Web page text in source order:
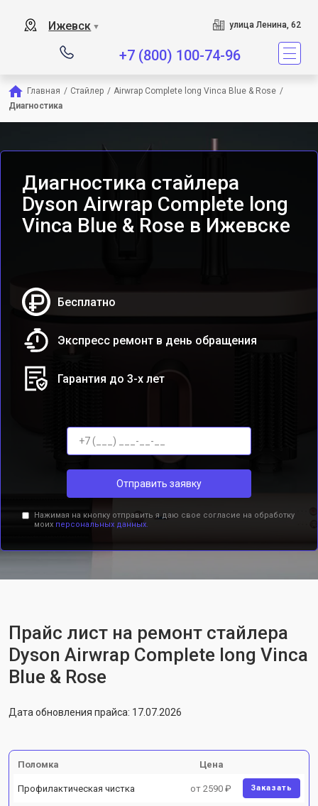
Ижевск ▼ улица Ленина, 62
+7 (800) 100-74-96
Главная / Стайлер / Airwrap Complete long Vinca Blue & Rose /
Диагностика
Диагностика стайлера
Dyson Airwrap Complete long
Vinca Blue & Rose в Ижевске
Бесплатно
Экспресс ремонт в день обращения
Гарантия до 3-х лет
Отправить заявку
Нажимая на кнопку отправить я даю свое согласие на обработку
моих персональных данных.
Прайс лист на ремонт стайлера
Dyson Airwrap Complete long Vinca
Blue & Rose
Дата обновления прайса: 17.07.2026
Поломка Цена
Профилактическая чистка от 2590 ₽ Заказать